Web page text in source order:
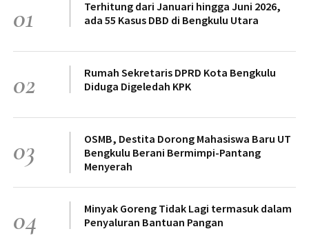
01
Terhitung dari Januari hingga Juni 2026,
ada 55 Kasus DBD di Bengkulu Utara
02
Rumah Sekretaris DPRD Kota Bengkulu
Diduga Digeledah KPK
03
OSMB, Destita Dorong Mahasiswa Baru UT
Bengkulu Berani Bermimpi-Pantang
Menyerah
04
Minyak Goreng Tidak Lagi termasuk dalam
Penyaluran Bantuan Pangan